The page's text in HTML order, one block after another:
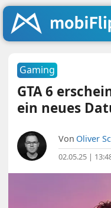
Gaming
GTA 6
ein neues
Von Oliver
02.05.25 |